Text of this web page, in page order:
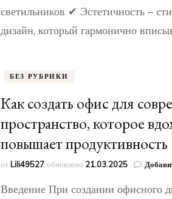
светильников ✔ Эстетичность –
дизайн, который гармонично
БЕЗ РУБРИКИ
Как создать офис для
пространство, которое
повышает продуктивность
от Lili49527 обновлено 21.03.2025
Введение При создании офисного